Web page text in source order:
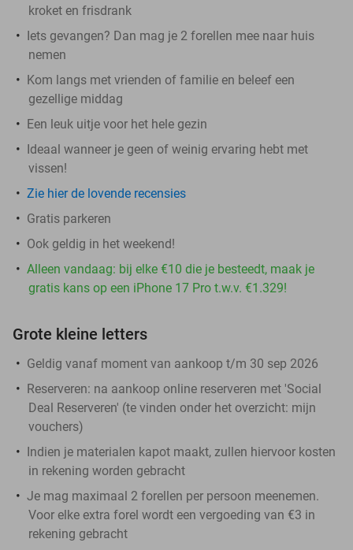
kroket en frisdrank
Iets gevangen? Dan mag je 2 forellen mee naar huis
nemen
Kom langs met vrienden of familie en beleef een
gezellige middag
Een leuk uitje voor het hele gezin
Ideaal wanneer je geen of weinig ervaring hebt met
vissen!
Zie hier de lovende recensies
Gratis parkeren
Ook geldig in het weekend!
Alleen vandaag: bij elke €10 die je besteedt, maak je
gratis kans op een iPhone 17 Pro t.w.v. €1.329!
Grote kleine letters
Geldig vanaf moment van aankoop t/m 30 sep 2026
Reserveren: na aankoop online reserveren met 'Social
Deal Reserveren' (te vinden onder het overzicht: mijn
vouchers)
Indien je materialen kapot maakt, zullen hiervoor kosten
in rekening worden gebracht
Je mag maximaal 2 forellen per persoon meenemen.
Voor elke extra forel wordt een vergoeding van €3 in
rekening gebracht